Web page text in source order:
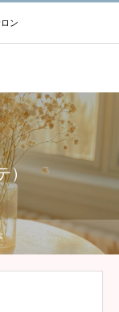
ン
）